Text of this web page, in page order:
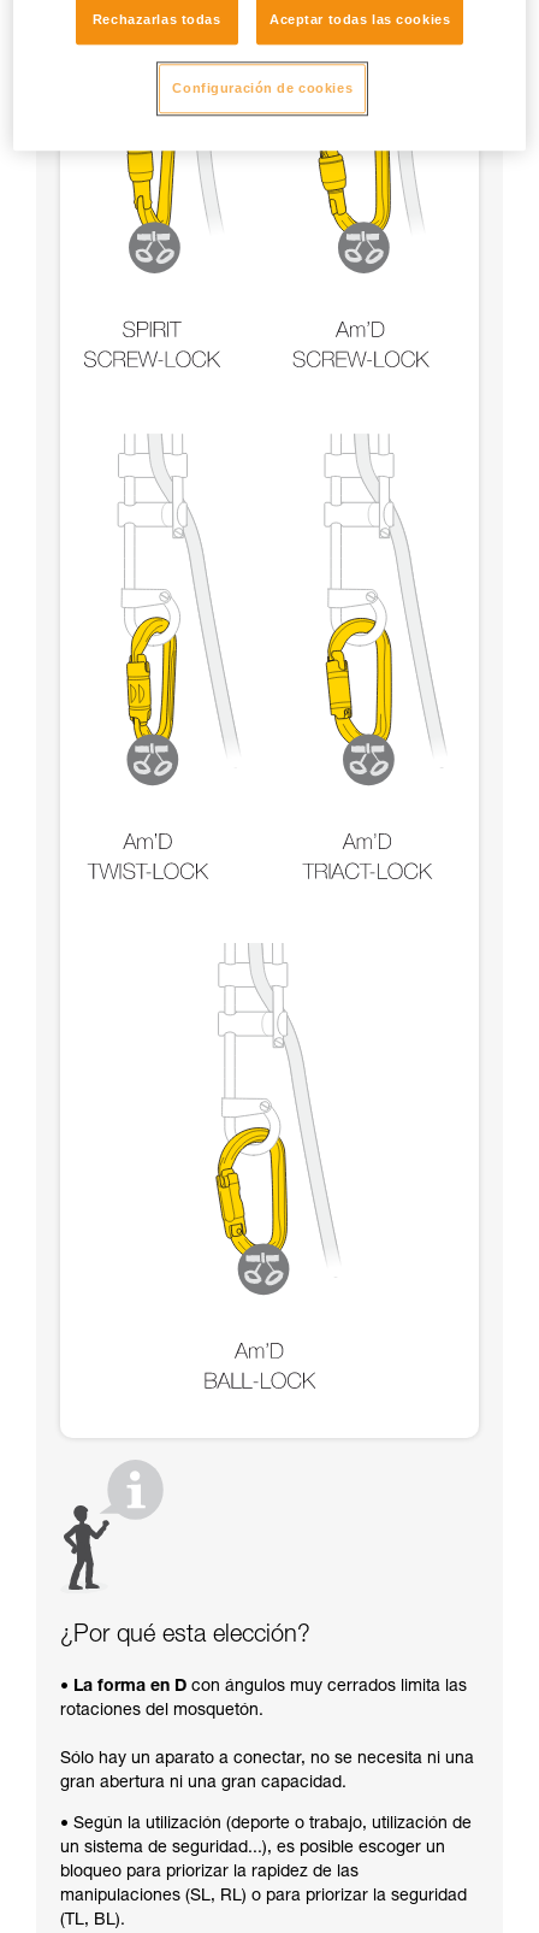
¿Por qué esta elección?
• La forma en D con ángulos muy cerrados limita las
rotaciones del mosquetón.
Sólo hay un aparato a conectar, no se necesita ni una
gran abertura ni una gran capacidad.
• Según la utilización (deporte o trabajo, utilización de
un sistema de seguridad...), es posible escoger un
bloqueo para priorizar la rapidez de las
manipulaciones (SL, RL) o para priorizar la seguridad
(TL, BL).
Rechazarlas todas Aceptar todas las cookies
Configuración de cookies